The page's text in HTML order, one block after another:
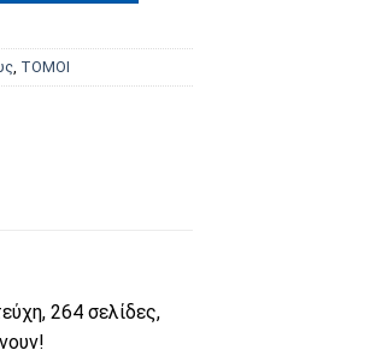
, ΤΟΜΟΙ
264 σελίδες,